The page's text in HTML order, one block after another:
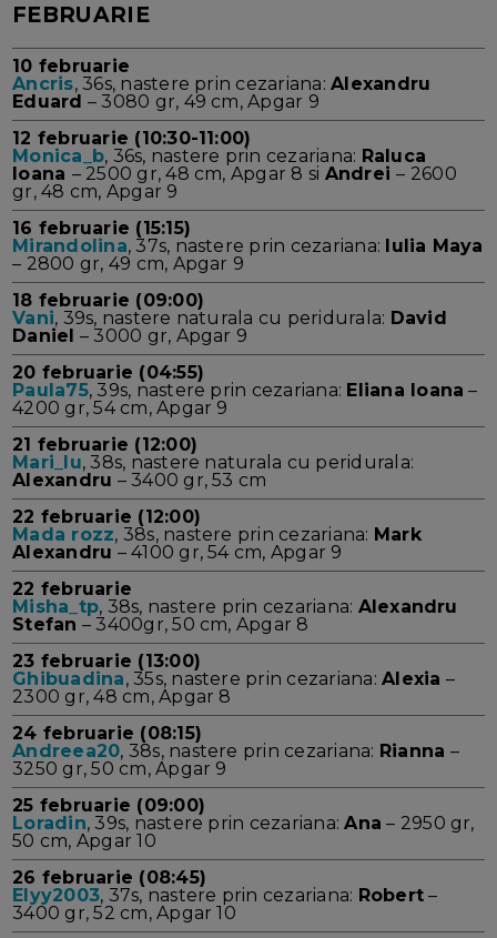
FEBRUARIE
10 februarie
Ancris, 36s, nastere prin cezariana:Alexandru
Eduard – 3080 gr, 49 cm, Apgar 9
12 februarie (10:30-11:00)
Monica_b, 36s, nastere prin cezariana: Raluca
Ioana – 2500 gr, 48 cm, Apgar 8 si Andrei– 2600
gr, 48 cm, Apgar 9
16 februarie (15:15)
Mirandolina, 37s, nastere prin cezariana: Iulia Maya
– 2800 gr, 49 cm, Apgar 9
18 februarie (09:00)
Vani, 39s, nastere naturala cu peridurala: David
Daniel – 3000 gr, Apgar 9
20 februarie (04:55)
Paula75, 39s, nastere prin cezariana: Eliana Ioana –
4200 gr, 54 cm, Apgar 9
21 februarie (12:00)
Mari_lu, 38s, nastere naturala cu peridurala:
Alexandru – 3400 gr, 53 cm
22 februarie (12:00)
Mada rozz, 38s, nastere prin cezariana: Mark
Alexandru – 4100 gr, 54 cm, Apgar 9
22 februarie
Misha_tp, 38s, nastere prin cezariana: Alexandru
Stefan – 3400gr, 50 cm, Apgar 8
23 februarie (13:00)
Ghibuadina, 35s, nastere prin cezariana:Alexia –
2300 gr, 48 cm, Apgar 8
24 februarie (08:15)
Andreea20, 38s, nastere prin cezariana: Rianna –
3250 gr, 50 cm, Apgar 9
25 februarie (09:00)
Loradin, 39s, nastere prin cezariana:Ana – 2950 gr,
50 cm, Apgar 10
26 februarie (08:45)
Elyy2003, 37s, nastere prin cezariana: Robert –
3400 gr, 52 cm, Apgar 10